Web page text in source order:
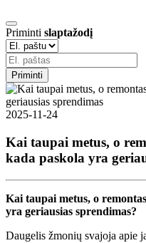
Priminti slaptažodį
Priminti
2025-11-24
Kai taupai metus, o
kada paskola yra
Kai taupai metus, o
yra geriausias sprendimas?
Daugelis žmonių svajoja apie